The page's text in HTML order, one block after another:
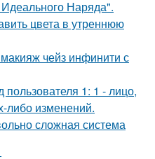
Наряда".
цвета в утреннюю
чейз инфинити с
1: 1 - лицо,
либо изменений.
сложная система